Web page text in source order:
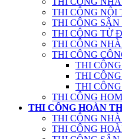
THI CÔNG NỘI
THI CÔNG
THI CÔNG TỪ
THI CÔNG
THI CÔNG
THI
THI
THI
THI CÔNG
THI CÔNG HOÀN
THI CÔNG
THI CÔNG